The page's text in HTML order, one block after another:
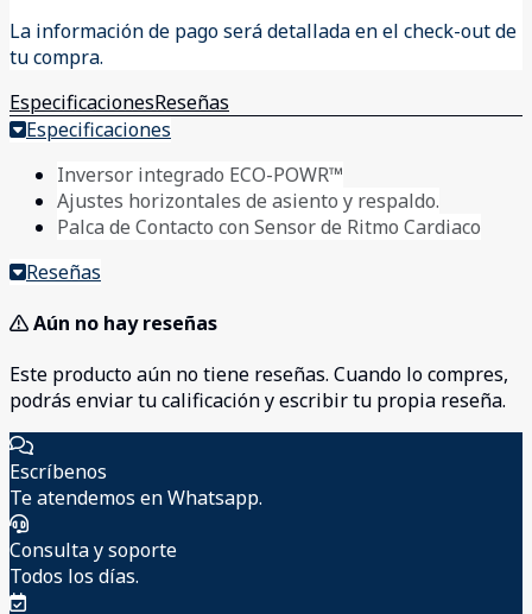
La información de pago será detallada en el check-out de
tu compra.
EspecificacionesReseñas
Especificaciones
Inversor integrado ECO-POWR™
Ajustes horizontales de asiento y respaldo.
Palca de Contacto con Sensor de Ritmo Cardiaco
Reseñas
Aún no hay reseñas
Este producto aún no tiene reseñas. Cuando lo compres,
podrás enviar tu calificación y escribir tu propia reseña.
Escríbenos
Te atendemos en Whatsapp.
Consulta y soporte
Todos los días.